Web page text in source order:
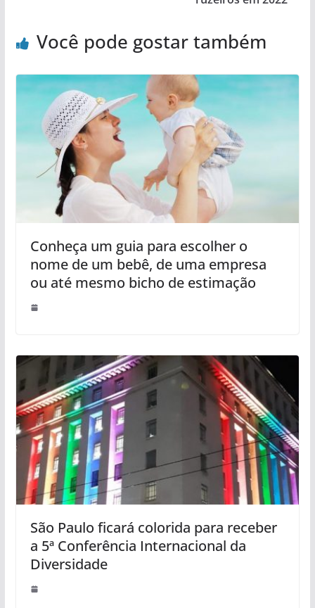
Você pode gostar também
Conheça um guia para escolher o
nome de um bebê, de uma empresa
ou até mesmo bicho de estimação
São Paulo ficará colorida para receber
a 5ª Conferência Internacional da
Diversidade